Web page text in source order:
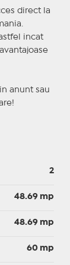
direct la
incat
anunt sau
2
48.69 mp
48.69 mp
60 mp